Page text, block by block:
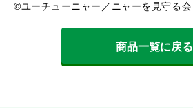
©ユーチューニャー／ニャーを見守る会
商品一覧に戻る